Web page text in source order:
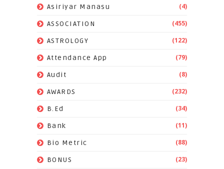
Asiriyar Manasu (4)
ASSOCIATION (455)
ASTROLOGY (122)
Attendance App (79)
Audit (8)
AWARDS (232)
B.Ed (34)
Bank (11)
Bio Metric (88)
BONUS (23)